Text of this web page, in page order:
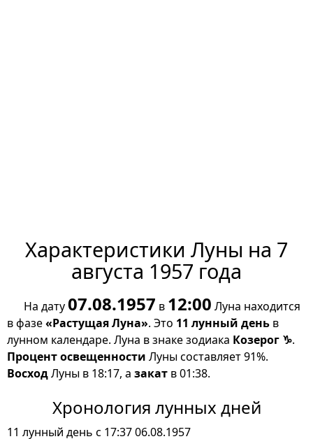
Характеристики Луны на 7
августа 1957 года
На дату07.08.1957 в 12:00 Луна находится
в фазе«Растущая Луна». Это 11 лунный день в
лунном календаре. Луна в знаке зодиака Козерог ♑.
Процент освещенности Луны составляет 91%.
ВосходЛуны в 18:17, а закат в 01:38.
Хронология лунных дней
11 лунный день с 17:37 06.08.1957